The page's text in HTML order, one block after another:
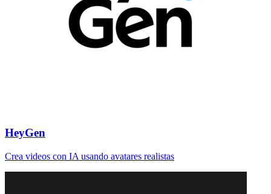
HeyGen
Crea videos con IA usando avatares realistas